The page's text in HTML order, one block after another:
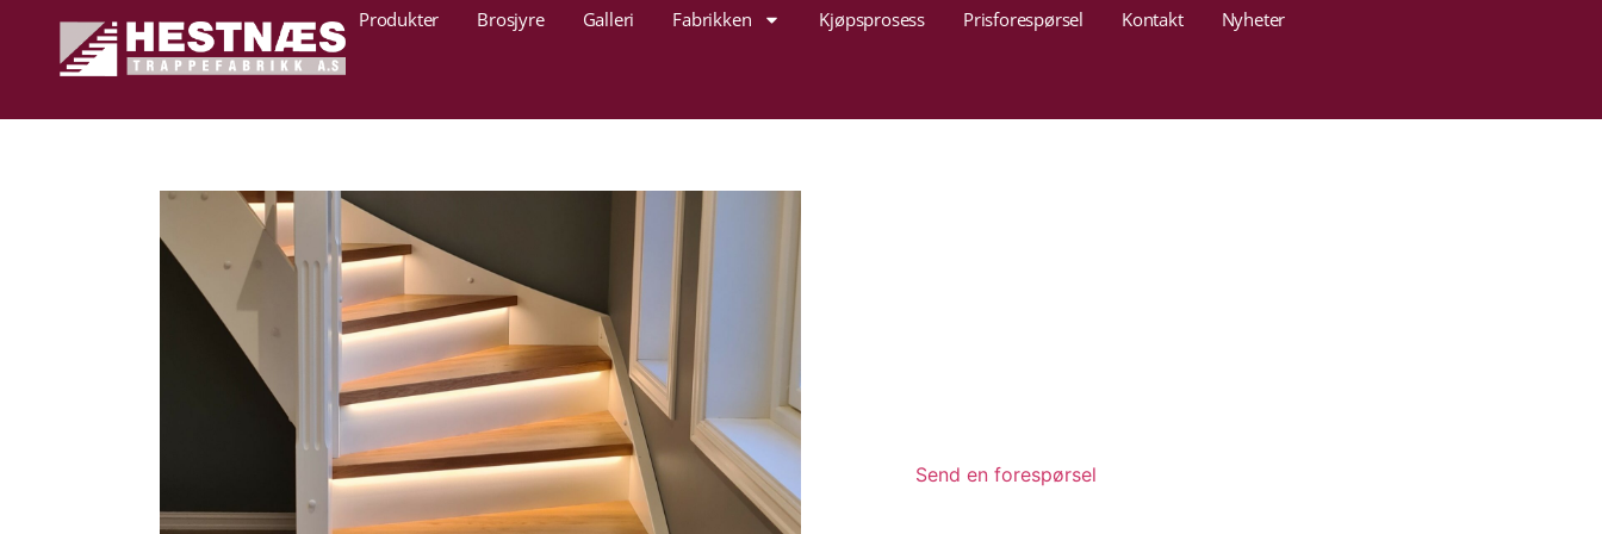
Produkter Brosjyre Galleri Fabrikken Kjøpsprosess Prisforespørsel Kontakt Nyheter
Send en forespørsel